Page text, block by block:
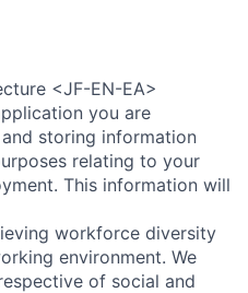
<JF-EN-EA>
you are
storing information
relating to your
This information will
workforce diversity
environment. We
of social and